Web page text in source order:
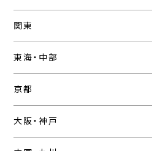
関東
東海・中部
京都
大阪・神戸